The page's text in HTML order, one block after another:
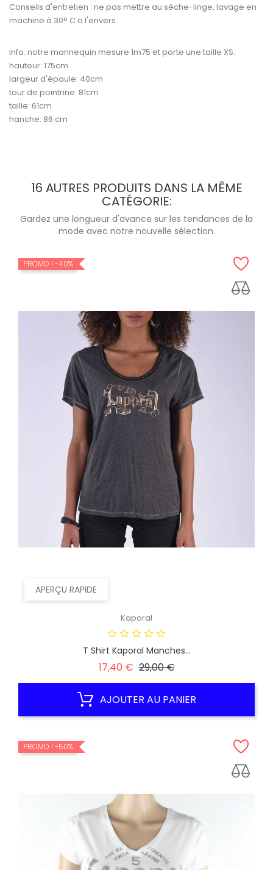
Conseils d'entretien : ne pas mettre au sèche-linge, lavage en
machine à 30° C a l'envers
Info: notre mannequin mesure 1m75 et porte une taille XS.
hauteur: 175cm
largeur d'épaule: 40cm
tour de pointrine: 81cm
taille: 61cm
hanche: 86 cm
16 AUTRES PRODUITS DANS LA MÊME
CATÉGORIE:
Gardez une longueur d'avance sur les tendances de la
mode avec notre nouvelle sélection.
APERÇU RAPIDE
PROMO ! -40%
Kaporal
T Shirt Kaporal Manches...
17,40 € Prix
29,00 €Prix
AJOUTER AU PANIER
PROMO ! -50%